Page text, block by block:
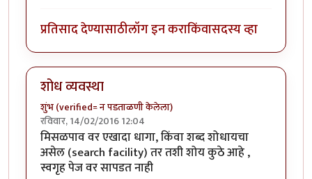
प्रतिसाद देण्यासाठीलॉग इन कराकिंवासदस्य व्हा
शोध व्यवस्था
शुंभ (verified= न पडताळणी केलेला)
रविवार, 14/02/2016 12:04
मिसळपाव वर एखादा धागा, किंवा शब्द शोधायचा
असेल (search facility) तर तशी शोय कुठे आहे ,
स्वगृह पेज वर सापडत नाही